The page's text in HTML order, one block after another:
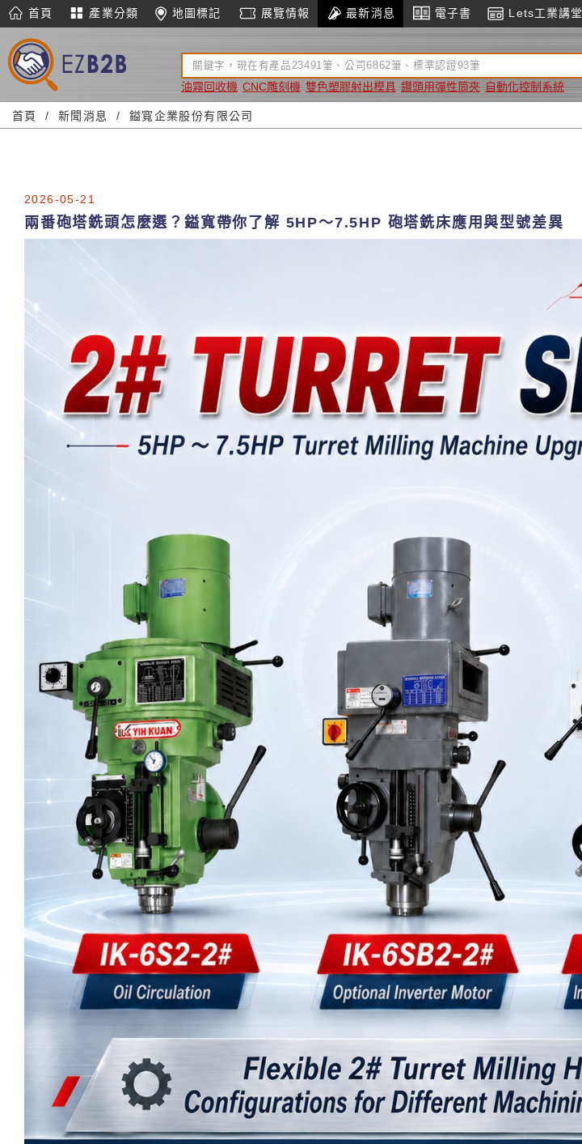
首頁 產業分類 地圖標記 展覽情報 最新消息 電子書 Lets工業講堂
油霧回收機 CNC雕刻機 雙色塑膠射出模具 鑽頭用彈性筒夾 自動化控制系統
首頁 新聞消息 鎰寬企業股份有限公司
2026-05-21
兩番砲塔銑頭怎麼選？鎰寬帶你了解 5HP～7.5HP 砲塔銑床應用與型號差異